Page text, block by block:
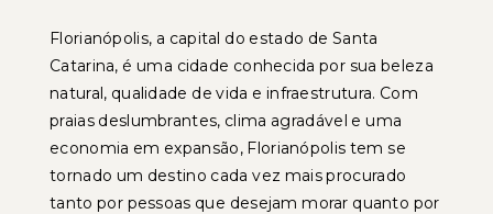
Florianópolis, a capital do estado de Santa
Catarina, é uma cidade conhecida por sua beleza
natural, qualidade de vida e infraestrutura. Com
praias deslumbrantes, clima agradável e uma
economia em expansão, Florianópolis tem se
tornado um destino cada vez mais procurado
tanto por pessoas que desejam morar quanto por